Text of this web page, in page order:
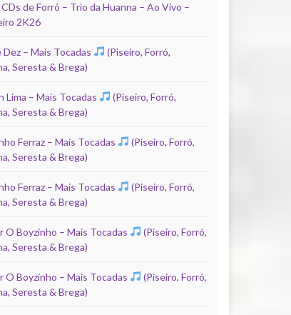
de Forró – Trio da Huanna – Ao Vivo –
2K26
Dez – Mais Tocadas
(Piseiro, Forró,
Seresta & Brega)
Lima – Mais Tocadas
(Piseiro, Forró,
Seresta & Brega)
Ferraz – Mais Tocadas
(Piseiro, Forró,
Seresta & Brega)
Ferraz – Mais Tocadas
(Piseiro, Forró,
Seresta & Brega)
O Boyzinho – Mais Tocadas
(Piseiro, Forró,
Seresta & Brega)
O Boyzinho – Mais Tocadas
(Piseiro, Forró,
Seresta & Brega)